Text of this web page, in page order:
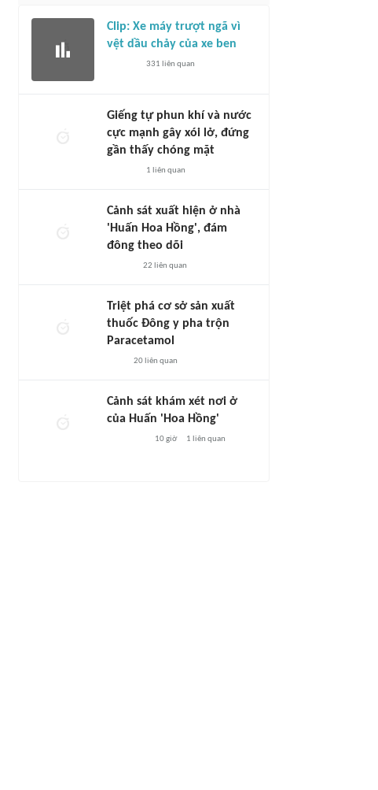
Clip: Xe máy trượt ngã vì
vệt dầu chảy của xe ben
331 liên quan
Giếng tự phun khí và nước
cực mạnh gây xói lở, đứng
gần thấy chóng mặt
1 liên quan
Cảnh sát xuất hiện ở nhà
'Huấn Hoa Hồng', đám
đông theo dõi
22 liên quan
Triệt phá cơ sở sản xuất
thuốc Đông y pha trộn
Paracetamol
20liên quan
Cảnh sát khám xét nơi ở
của Huấn 'Hoa Hồng'
10 giờ 1 liên quan